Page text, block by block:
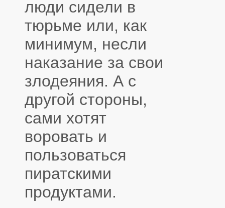
люди сидели в
тюрьме или, как
минимум, несли
наказание за свои
злодеяния. А с
другой стороны,
сами хотят
воровать и
пользоваться
пиратскими
продуктами.